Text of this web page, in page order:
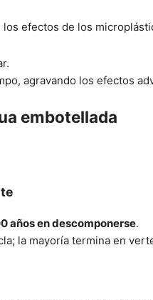
efectos de los
agravando los efectos
embotellada
años en descomponerse.
la mayoría termina en